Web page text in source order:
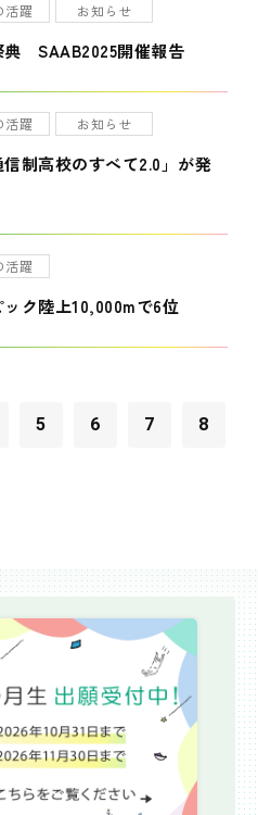
活躍 お知らせ
典 SAAB2025開催報告
活躍 お知らせ
制高校のすべて2.0」が発
活躍
ク陸上10,000mで6位
5 6 7 8